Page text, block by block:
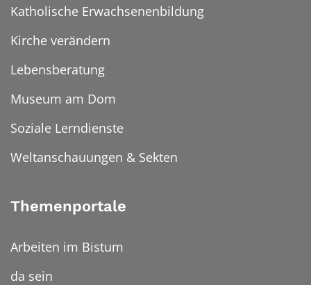
Katholische Erwachsenenbildung
Kirche verändern
Lebensberatung
Museum am Dom
Soziale Lerndienste
Weltanschauungen & Sekten
Themenportale
Arbeiten im Bistum
da sein